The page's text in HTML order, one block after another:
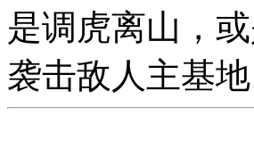
是调虎离山，
袭击敌人主基